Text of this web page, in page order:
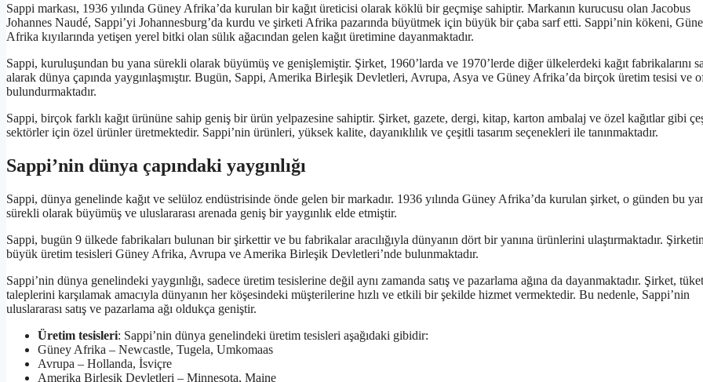
Sappi markası, 1936 yılında Güney Afrika’da kurulan bir kağıt üreticisi olarak köklü bir geçmişe sahiptir. Markanın kurucusu olan Jacobus
Johannes Naudé, Sappi’yi Johannesburg’da kurdu ve şirketi Afrika pazarında büyütmek için büyük bir çaba sarf etti. Sappi’nin kökeni,
Afrika kıyılarında yetişen yerel bitki olan sülık ağacından gelen kağıt üretimine dayanmaktadır.
Sappi, kuruluşundan bu yana sürekli olarak büyümüş ve genişlemiştir. Şirket, 1960’larda ve 1970’lerde diğer ülkelerdeki kağıt fabrikalarını
alarak dünya çapında yaygınlaşmıştır. Bugün, Sappi, Amerika Birleşik Devletleri, Avrupa, Asya ve Güney Afrika’da birçok üretim tesisi ve
bulundurmaktadır.
Sappi, birçok farklı kağıt ürününe sahip geniş bir ürün yelpazesine sahiptir. Şirket, gazete, dergi, kitap, karton ambalaj ve özel kağıtlar gibi
sektörler için özel ürünler üretmektedir. Sappi’nin ürünleri, yüksek kalite, dayanıklılık ve çeşitli tasarım seçenekleri ile tanınmaktadır.
Sappi’nin dünya çapındaki yaygınlığı
Sappi, dünya genelinde kağıt ve selüloz endüstrisinde önde gelen bir markadır. 1936 yılında Güney Afrika’da kurulan şirket, o günden bu
sürekli olarak büyümüş ve uluslararası arenada geniş bir yaygınlık elde etmiştir.
Sappi, bugün 9 ülkede fabrikaları bulunan bir şirkettir ve bu fabrikalar aracılığıyla dünyanın dört bir yanına ürünlerini ulaştırmaktadır.
büyük üretim tesisleri Güney Afrika, Avrupa ve Amerika Birleşik Devletleri’nde bulunmaktadır.
Sappi’nin dünya genelindeki yaygınlığı, sadece üretim tesislerine değil aynı zamanda satış ve pazarlama ağına da dayanmaktadır. Şirket,
taleplerini karşılamak amacıyla dünyanın her köşesindeki müşterilerine hızlı ve etkili bir şekilde hizmet vermektedir. Bu nedenle, Sappi’nin
uluslararası satış ve pazarlama ağı oldukça geniştir.
Üretim tesisleri: Sappi’nin dünya genelindeki üretim tesisleri aşağıdaki gibidir:
Güney Afrika – Newcastle, Tugela, Umkomaas
Avrupa – Hollanda, İsviçre
Amerika Birleşik Devletleri – Minnesota, Maine